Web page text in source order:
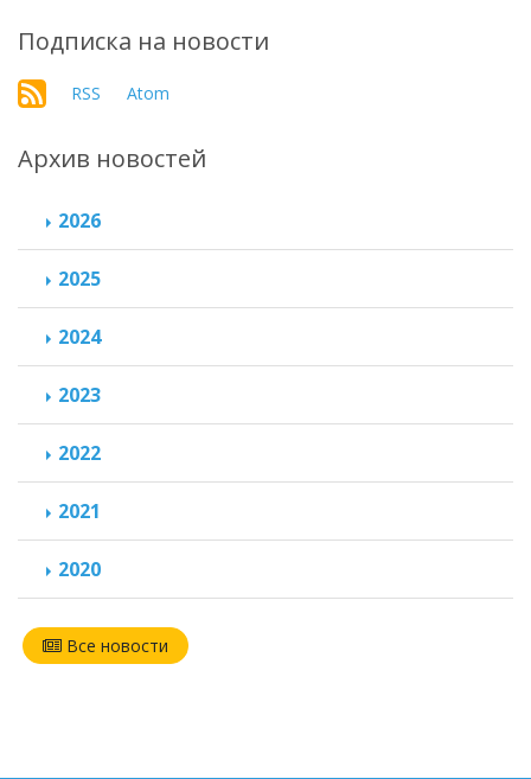
Подписка на новости
RSS Atom
Архив новостей
2026
2025
2024
2023
2022
2021
2020
Все новости